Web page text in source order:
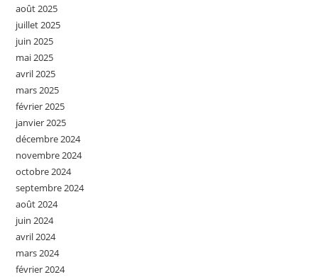
août 2025
juillet 2025
juin 2025
mai 2025
avril 2025
mars 2025
février 2025
janvier 2025
décembre 2024
novembre 2024
octobre 2024
septembre 2024
août 2024
juin 2024
avril 2024
mars 2024
février 2024